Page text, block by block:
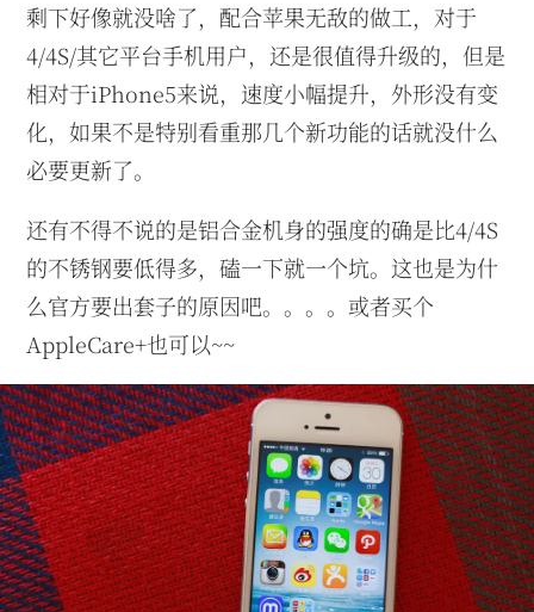
剩下好像就没啥了，配合苹果无敌的做工，对于
4/4S/其它平台手机用户，还是很值得升级的，但是
相对于iPhone5来说，速度小幅提升，外形没有变
化，如果不是特别看重那几个新功能的话就没什么
必要更新了。
还有不得不说的是铝合金机身的强度的确是比4/4S
的不锈钢要低得多，磕一下就一个坑。这也是为什
么官方要出套子的原因吧。。。。或者买个
AppleCare+也可以~~